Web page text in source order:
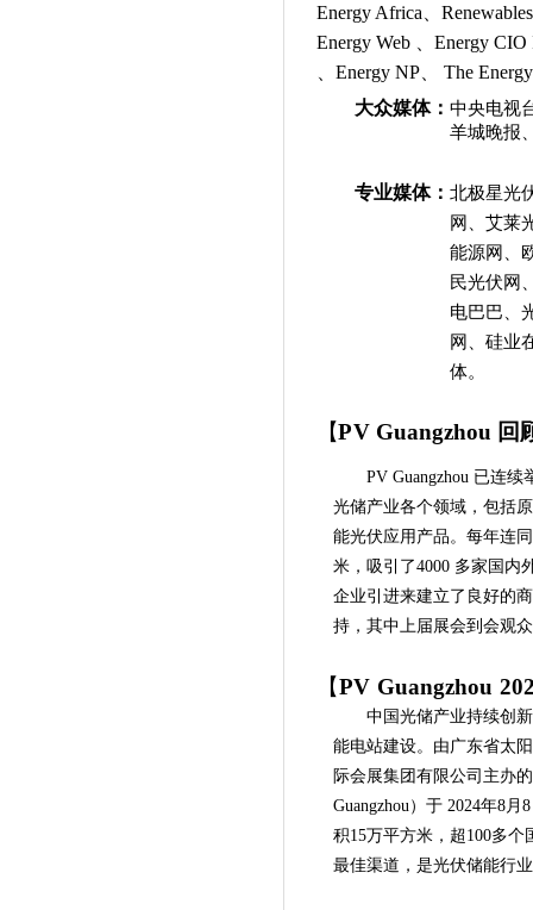
Energy Africa、
Energy Web 、Energy CIO
、Energy NP、 The
大众媒体： 中央电视
羊城晚报
专业媒体： 北极星光
网、艾莱
能源网、
民光伏网
电巴巴、
网、硅业
体。
【PV Guangzhou 回
PV Guangzhou 已连续
光储产业各个领域，包括
能光伏应用产品。每年连
米，吸引了4000 多家国内
企业引进来建立了良好的
持，其中上届展会到会观
【PV Guangzhou
中国光储产业持续创
能电站建设。由广东省太
际会展集团有限公司主办
Guangzhou）于 2024年8月
积15万平方米，超100多
最佳渠道，是光伏储能行